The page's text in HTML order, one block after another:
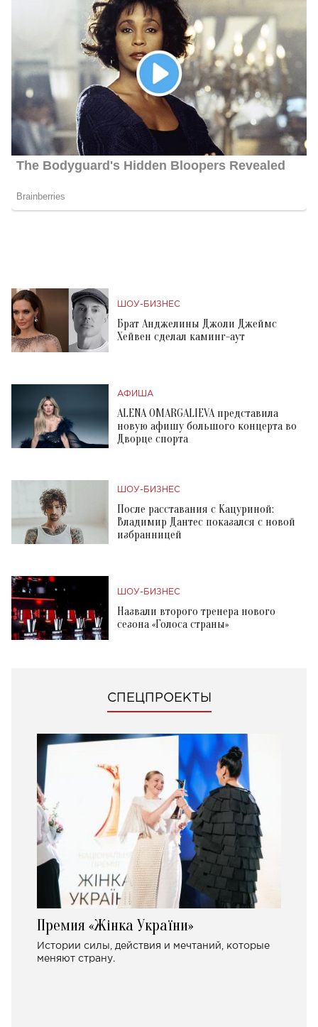
ШОУ-БИЗНЕС
Брат Анджелины Джоли Джеймс
Хейвен сделал каминг-аут
АФИША
ALENA OMARGALIEVA представила
новую афишу большого концерта во
Дворце спорта
ШОУ-БИЗНЕС
После расставания с Кацуриной:
Владимир Дантес показался с новой
избранницей
ШОУ-БИЗНЕС
Назвали второго тренера нового
сезона «Голоса страны»
СПЕЦПРОЕКТЫ
Премия «Жінка України»
Истории силы, действия и мечтаний, которые
меняют страну.